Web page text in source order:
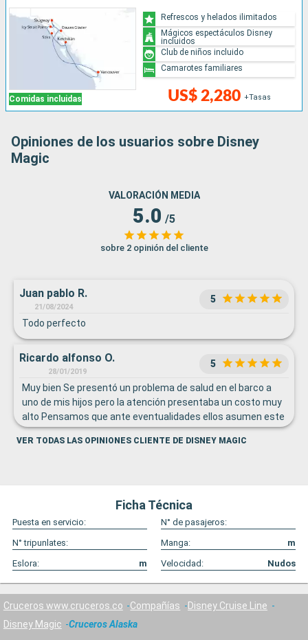
Comidas incluidas US$ 2,280 +Tasas
Refrescos y helados ilimitados
Mágicos espectáculos Disney
incluidos
Club de niños incluido
Camarotes familiares
Opiniones de los usuarios sobre Disney
Magic
VALORACIÓN MEDIA
5.0 /5
sobre 2 opinión del cliente
Juan pablo R.
21/08/2024
5
Todo perfecto
Ricardo alfonso O.
28/01/2019
5
Muy bien Se presentó un problema de salud en el barco a
uno de mis hijos pero la atención presentaba un costo muy
alto Pensamos que ante eventualidades ellos asumen este
tema
VER TODAS LAS OPINIONES CLIENTE DE DISNEY MAGIC
Ficha Técnica
Puesta en servicio:
N° de pasajeros:
N° tripunlates:
Manga:
m
Eslora:
m Velocidad: Nudos
Cruceros www.cruceros.co Compañías
Disney Cruise Line
Disney Magic
Cruceros Alaska